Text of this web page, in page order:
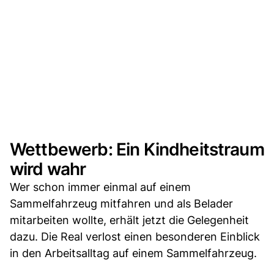
Wettbewerb: Ein Kindheitstraum
wird wahr
Wer schon immer einmal auf einem
Sammelfahrzeug mitfahren und als Belader
mitarbeiten wollte, erhält jetzt die Gelegenheit
dazu. Die Real verlost einen besonderen Einblick
in den Arbeitsalltag auf einem Sammelfahrzeug.